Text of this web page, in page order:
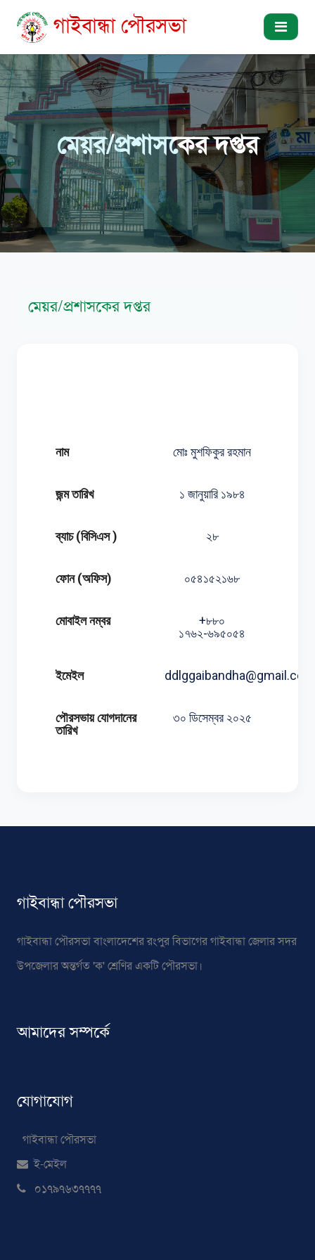
গাইবান্ধা পৌরসভা
মেয়র/প্রশাসকের দপ্তর
মেয়র/প্রশাসকের দপ্তর
নাম মোঃ মুশফিকুর রহমান
জন্ম তারিখ ১ জানুয়ারি ১৯৮৪
ব্যাচ (বিসিএস ) ২৮
ফোন (অফিস) ০৫৪১৫২১৬৮
মোবাইল নম্বর
+৮৮০
১৭৬২-৬৯৫০৫৪
ইমেইল ddlggaibandha@gmail.com
পৌরসভায় যোগদানের
তারিখ
৩০ ডিসেম্বর ২০২৫
গাইবান্ধা পৌরসভা
গাইবান্ধা পৌরসভা বাংলাদেশের রংপুর বিভাগের গাইবান্ধা জেলার সদর
উপজেলার অন্তর্গত 'ক' শ্রেণির একটি পৌরসভা।
আমাদের সম্পর্কে
যোগাযোগ
গাইবান্ধা পৌরসভা
ই-মেইল
০১৭৯৭৬৩৭৭৭৭